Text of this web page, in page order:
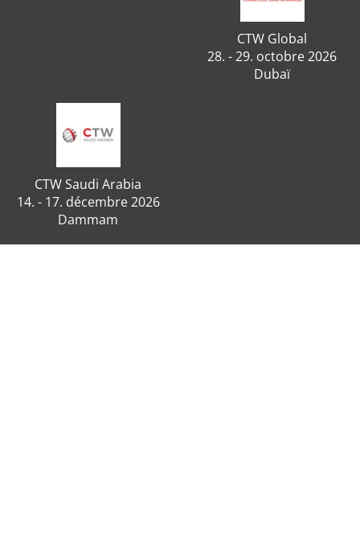
CTW Global
28. - 29. octobre 2026
Dubaï
CTW Saudi Arabia
14. - 17. décembre 2026
Dammam